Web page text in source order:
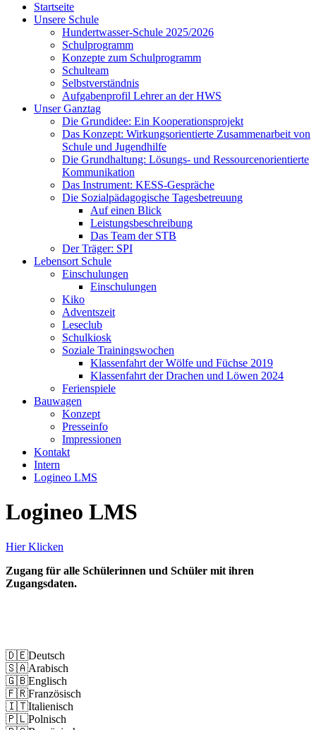
Startseite
Unsere Schule
Hundertwasser-Schule 2025/2026
Schulprogramm
Konzepte zum Schulprogramm
Schulteam
Selbst­ver­ständ­nis
Aufgabenprofil Lehrer an der HWS
Unser Ganztag
Die Grundidee: Ein Kooperationsprojekt
Das Konzept: Wirkungsorientierte Zusammenarbeit von
Schule und Jugendhilfe
Die Grundhaltung: Lösungs- und Ressourcenorientierte
Kommunikation
Das Instrument: KESS-Gespräche
Die Sozialpädagogische Tagesbetreuung
Auf einen Blick
Leistungsbeschreibung
Das Team der STB
Der Träger: SPI
Lebensort Schule
Einschulungen
Einschulungen
Kiko
Adventszeit
Leseclub
Schulkiosk
Soziale Trainingswochen
Klassenfahrt der Wölfe und Füchse 2019
Klassenfahrt der Drachen und Löwen 2024
Ferienspiele
Bauwagen
Konzept
Presseinfo
Impressionen
Kontakt
Intern
Logineo LMS
Logineo LMS
Hier Klicken
Zugang für alle Schülerinnen und Schüler mit ihren
Zugangsdaten.
🇩🇪Deutsch
🇸🇦Arabisch
🇬🇧Englisch
🇫🇷Französisch
🇮🇹Italienisch
🇵🇱Polnisch